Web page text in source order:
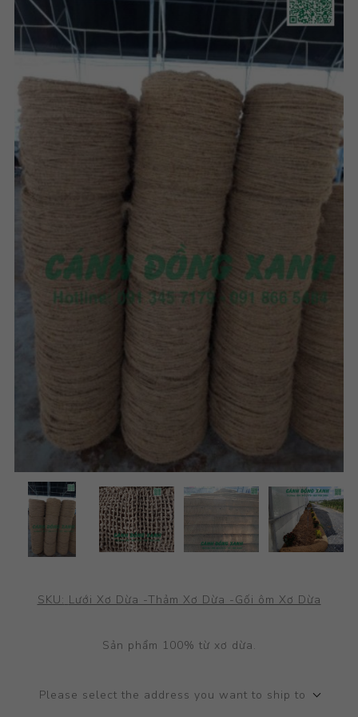
SKU: Lưới Xơ Dừa -Thảm Xơ Dừa -Gối ôm Xơ Dừa
Sản phẩm 100% từ xơ dừa.
Please select the address you want to ship to